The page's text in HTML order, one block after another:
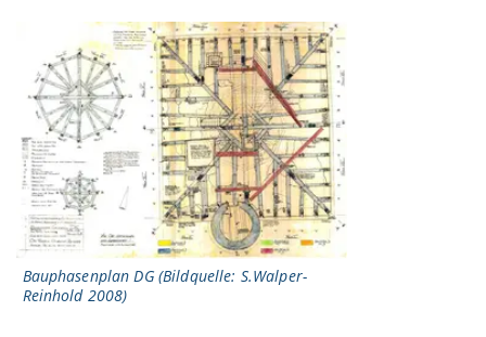
Bauphasenplan DG (Bildquelle: S.Walper-
Reinhold 2008)